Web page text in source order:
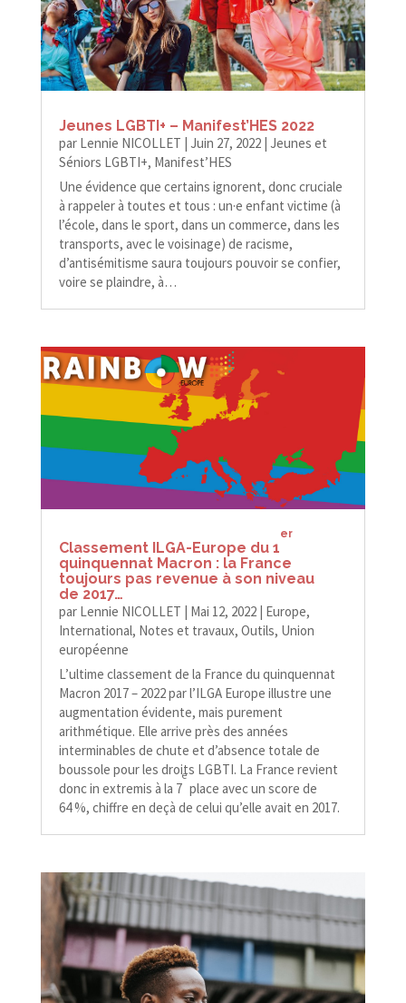
Jeunes LGBTI+ – Manifest’HES 2022
par Lennie NICOLLET | Juin 27, 2022| Jeunes et
Séniors LGBTI+, Manifest’HES
Une évidence que certains ignorent, donc cruciale
à rappeler à toutes et tous : un·e enfant victime (à
l’école, dans le sport, dans un commerce, dans les
transports, avec le voisinage) de racisme,
d’antisémitisme saura toujours pouvoir se confier,
voire se plaindre, à…
Classement ILGA-​​Europe du 1
er
quinquennat Macron : la France
toujours pas revenue à son niveau
de 2017…
par Lennie NICOLLET | Mai 12, 2022| Europe,
International, Notes et travaux, Outils, Union
européenne
L’ultime classement de la France du quinquennat
Macron 2017 – 2022 par l’ILGA Europe illustre une
augmentation évidente, mais purement
arithmétique. Elle arrive près des années
interminables de chute et d’absence totale de
boussole pour les droits LGBTI. La France revient
donc in extremis à la 7
e
place avec un score de
64 %, chiffre en deçà de celui qu’elle avait en 2017.